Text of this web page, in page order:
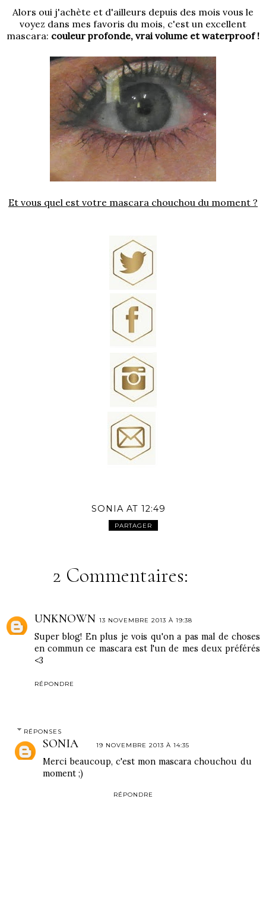
Alors oui j'achète et d'ailleurs depuis des mois vous le
voyez dans mes favoris du mois, c'est un excellent
mascara: couleur profonde, vrai volume et waterproof !
Et vous quel est votre mascara chouchou du moment ?
SONIA AT12:49
PARTAGER
2 Commentaires:
UNKNOWN 13 NOVEMBRE 2013 À 19:38
Super blog! En plus je vois qu'on a pas mal de choses
en commun ce mascara est l'un de mes deux préférés
<3
RÉPONDRE
RÉPONSES
SONIA 19 NOVEMBRE 2013 À 14:35
Merci beaucoup, c'est mon mascara chouchou du
moment ;)
RÉPONDRE